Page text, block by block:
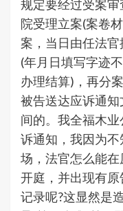
规定要经过受案
院受理立案(案卷
案，当日由任法
(年月日填写字迹
办理结算)，再分
被告送达应诉通
间的。我全福木
诉通知，我因为
场，法官怎么能
开庭，并出现有
记录呢?这显然是